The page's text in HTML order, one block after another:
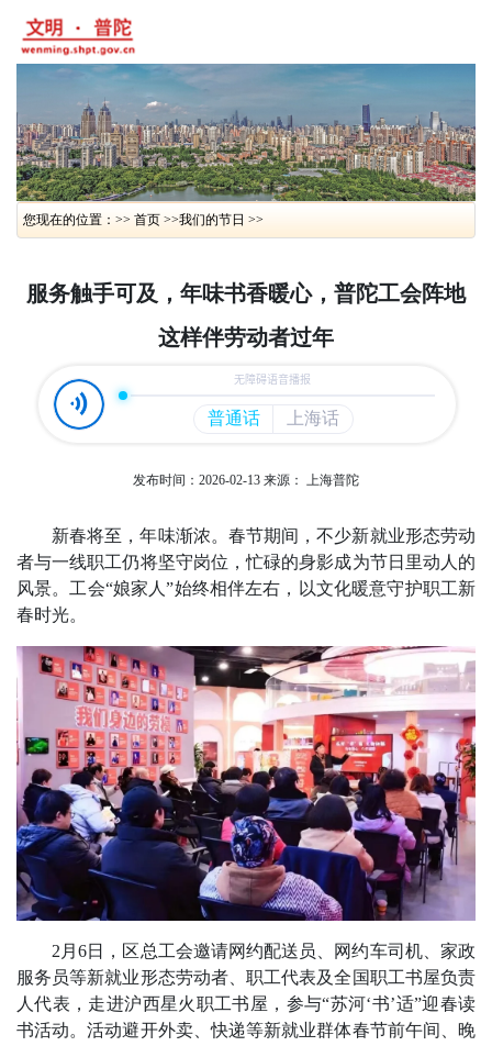
您现在的位置：>> 首页 >>我们的节日 >>
服务触手可及，年味书香暖心，普陀工会阵地
这样伴劳动者过年
发布时间：2026-02-13 来源： 上海普陀
新春将至，年味渐浓。春节期间，不少新就业形态劳动
者与一线职工仍将坚守岗位，忙碌的身影成为节日里动人的
风景。工会“娘家人”始终相伴左右，以文化暖意守护职工新
春时光。
2月6日，区总工会邀请网约配送员、网约车司机、家政
服务员等新就业形态劳动者、职工代表及全国职工书屋负责
人代表，走进沪西星火职工书屋，参与“苏河‘书’适”迎春读
书活动。活动避开外卖、快递等新就业群体春节前午间、晚